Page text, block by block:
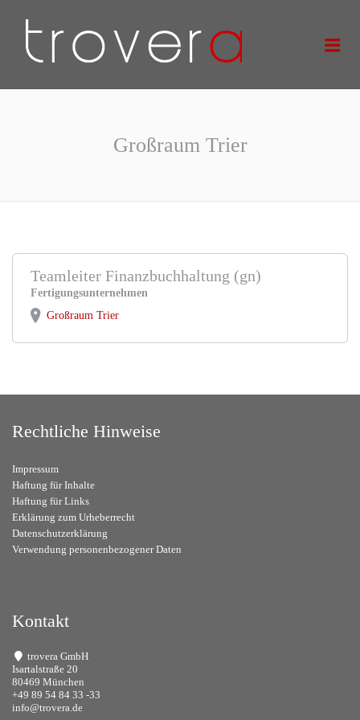
Großraum Trier
Teamleiter Finanzbuchhaltung (gn)
Fertigungsunternehmen
Großraum Trier
Rechtliche Hinweise
Impressum
Haftung für Inhalte
Haftung für Links
Erklärung zum Urheberrecht
Datenschutzerklärung
Verwendung personenbezogener Daten
Kontakt
trovera GmbH
Isartalstraße 20
80469 München
+49 89 54 84 33 -33
info@trovera.de